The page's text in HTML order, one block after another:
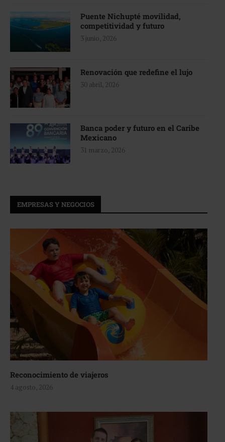
Puente Nichupté movilidad,
competitividad y futuro
3 junio, 2026
Renovación que redefine el lujo
30 abril, 2026
Banca poder y futuro en el Caribe
Mexicano
31 marzo, 2026
EMPRESAS Y NEGOCIOS
Reconocimiento de viajeros
4 agosto, 2026